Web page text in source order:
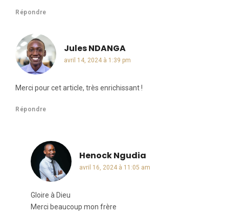
Répondre
Jules NDANGA
avril 14, 2024 à 1:39 pm
Merci pour cet article, très enrichissant !
Répondre
Henock Ngudia
avril 16, 2024 à 11:05 am
Gloire à Dieu
Merci beaucoup mon frère